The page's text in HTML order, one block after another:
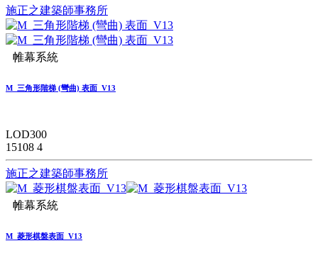
施正之建築師事務所
帷幕系統
M_三角形階梯 (彎曲) 表面_V13
LOD300
15108 4
施正之建築師事務所
帷幕系統
M_菱形棋盤表面_V13